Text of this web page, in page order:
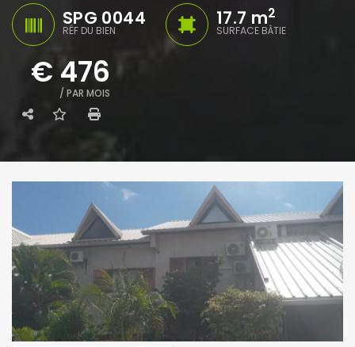
SPG 0044
RÉF DU BIEN
17.7 m2
SURFACE BÂTIE
€ 476
/ PAR MOIS